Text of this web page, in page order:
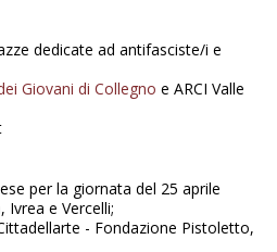
dedicate ad antifasciste/i e
Giovani di Collegno e ARCI Valle
per la giornata del 25 aprile
Ivrea e Vercelli;
- Fondazione Pistoletto,